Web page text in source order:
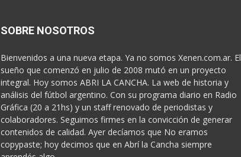
SOBRE NOSOTROS
Bienvenidos a una nueva etapa. Ya no somos Xenen.com.ar. El
sueño que comenzó en julio de 2008 mutó en un proyecto
integral. Hoy somos ABRI LA CANCHA. La web de historia y
análisis del fútbol argentino. Con su programa diario en Radio
Gráfica (20 a 21hs) y un staff renovado de periodistas y
colaboradores. Seguimos firmes en la convicción de generar
contenidos de calidad. Ayer decíamos que No eramos
copypaste; hoy decimos que en Abrí la Cancha siempre